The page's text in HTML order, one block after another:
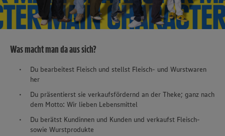
Was macht man da aus sich?
Du bearbeitest Fleisch und stellst Fleisch- und Wurstwaren
her
Du präsentierst sie verkaufsfördernd an der Theke; ganz nach
dem Motto: Wir lieben Lebensmittel
Du berätst Kundinnen und Kunden und verkaufst Fleisch-
sowie Wurstprodukte